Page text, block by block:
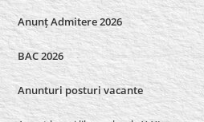
Anunț Admitere 2026
BAC 2026
Anunturi posturi vacante